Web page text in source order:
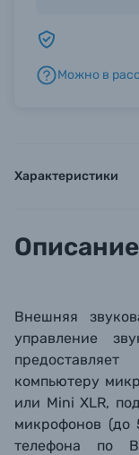
Б/У
Можно в
Характеристики
Описание
Внешняя
управление
компьютеру
или Mini XLR,
микрофонов (до
телефона по